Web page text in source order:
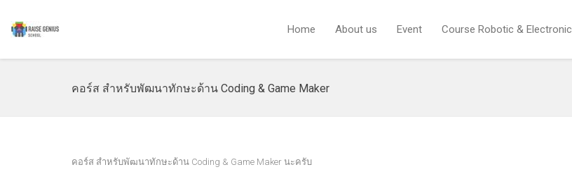
Home About us Event Course Robotic & Electronic
คอร์ส สำหรับพัฒนาทักษะด้าน Coding & Game Maker
คอร์ส สำหรับพัฒนาทักษะด้าน Coding & Game Maker นะครับ